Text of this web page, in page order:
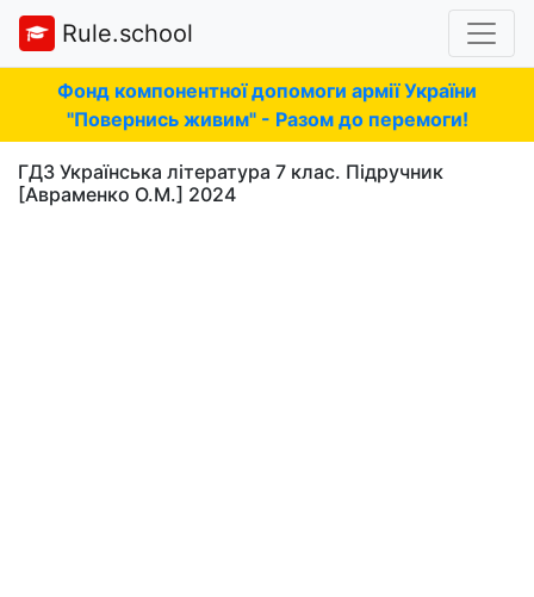
Rule.school
Фонд компонентної допомоги армії України
"Повернись живим" - Разом до перемоги!
ГДЗ Українська література 7 клас. Підручник
[Авраменко О.М.] 2024